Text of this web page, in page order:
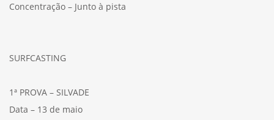
Concentração – Junto à pista
SURFCASTING
1ª PROVA – SILVADE
Data – 13 de maio